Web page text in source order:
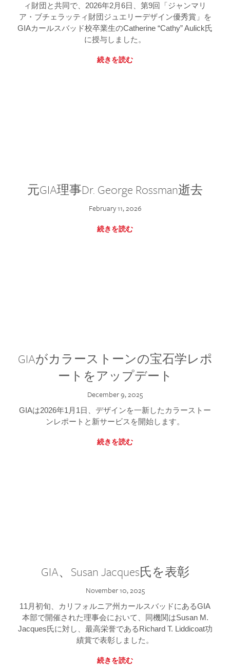
ィ財団と共同で、2026年2月6日、第9回「ジャンマリ
ア・ブチェラッティ財団ジュエリーデザイン優秀賞」を
GIAカールスバッド校卒業生のCatherine “Cathy” Aulick氏
に授与しました。
続きを読む
元GIA理事Dr. George Rossman逝去
February 11, 2026
続きを読む
GIAがカラーストーンの宝石学レポ
ートをアップデート
December 9, 2025
GIAは2026年1月1日、デザインを一新したカラーストー
ンレポートと新サービスを開始します。
続きを読む
GIA、Susan Jacques氏を表彰
November 10, 2025
11月初旬、カリフォルニア州カールスバッドにあるGIA
本部で開催された理事会において、同機関はSusan M.
Jacques氏に対し、最高栄誉であるRichard T. Liddicoat功
績賞で表彰しました。
続きを読む